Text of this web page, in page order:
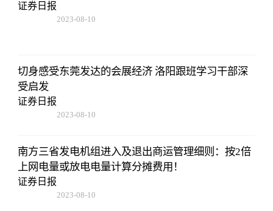
证券日报
2023-08-10
切身感受东莞发达的会展经济 洛阳跟班学习干部深
受启发
证券日报
2023-08-10
南方三省发电机组进入及退出商运管理细则：按2倍
上网电量或放电电量计算分摊费用！
证券日报
2023-08-10